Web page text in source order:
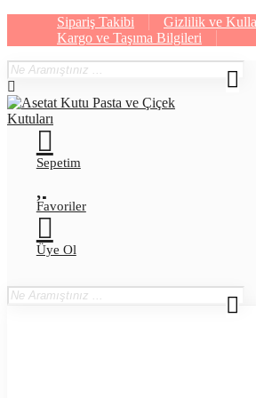
Sipariş Takibi
Gizlilik ve
Kargo ve Taşıma Bilgileri
Sepetim
Favoriler
Üye Ol